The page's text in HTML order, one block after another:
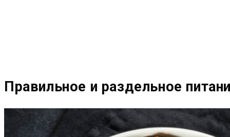
САЙТУ
Правильное и раздельное